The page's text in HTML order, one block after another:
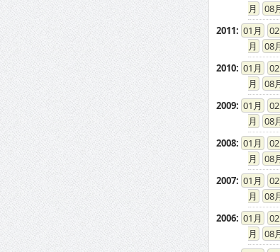
08
2011: 01 02
08
2010: 01 02
08
2009: 01 02
08
2008: 01 02
08
2007: 01 02
08
2006: 01 02
08